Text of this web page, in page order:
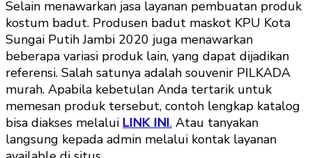
Selain menawarkan jasa layanan pembuatan produk
kostum badut. Produsen badut maskot KPU Kota
Sungai Putih Jambi 2020 juga menawarkan
beberapa variasi produk lain, yang dapat dijadikan
referensi. Salah satunya adalah souvenir PILKADA
murah. Apabila kebetulan Anda tertarik untuk
memesan produk tersebut, contoh lengkap katalog
bisa diakses melalui LINK INI. Atau tanyakan
langsung kepada admin melalui kontak layanan